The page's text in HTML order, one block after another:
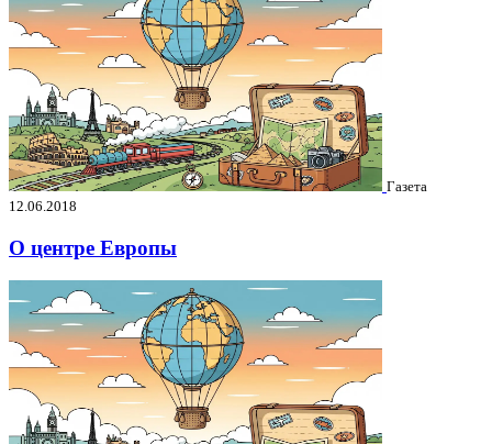
Газета
12.06.2018
О центре Европы